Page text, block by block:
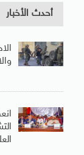
أحدث الأخبار